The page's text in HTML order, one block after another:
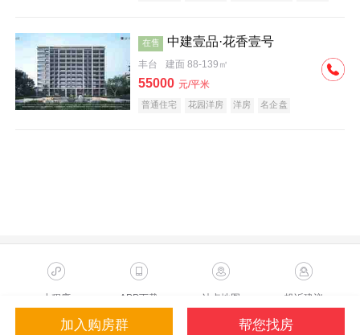
在售 中建壹品·花香壹号
丰台 建面 88-139㎡
55000 元/平米
普通住宅 花园洋房 洋房 名企盘
加入购房群 帮您找房
小程序 APP下载 站点地图 投诉建议